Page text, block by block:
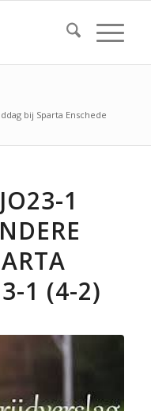
bij Sparta Enschede
1
1 (4-2)